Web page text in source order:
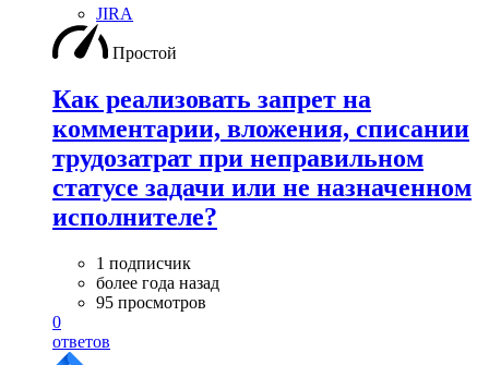
JIRA
Простой
Как реализовать запрет на
комментарии, вложения, списании
трудозатрат при неправильном
статусе задачи или не назначенном
исполнителе?
1 подписчик
более года назад
95 просмотров
0
ответов